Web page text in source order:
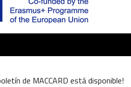
de MACCARD está disponible!